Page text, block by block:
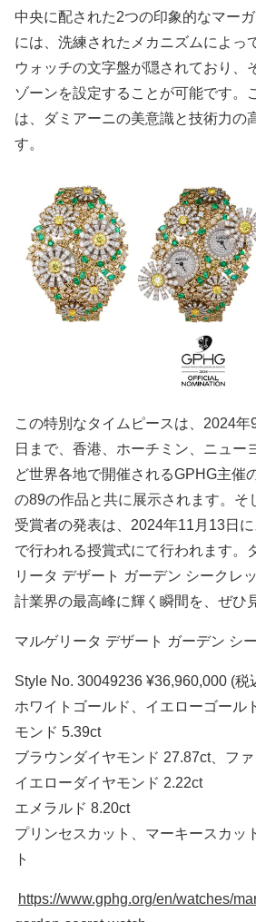
中央に配された2つの印象的なマー
には、洗練されたメカニズムによっ
ウォッチの文字盤が隠されており、
ゾーンを設定することが可能です。
は、ダミアーニの美意識と技術力の
す。
この特別なタイムピースは、2024
日まで、香港、ホーチミン、ニュー
ど世界各地で開催されるGPHG主催
の89の作品と共に展示されます。そ
受賞者の発表は、2024年11月13日
で行われる授賞式にて行われます。
リータ デザート ガーデン シークレ
計業界の最高峰に輝く瞬間を、ぜひ
マルゲリータ デザート ガーデン シ
Style No. 30049236 ¥36,960,000 (税
ホワイトゴールド、イエローゴール
モンド 5.39ct
ブラウンダイヤモンド 27.87ct、フ
イエローダイヤモンド 2.22ct
エメラルド 8.20ct
プリンセスカット、マーキースカッ
ト
https://www.gphg.org/en/watches/